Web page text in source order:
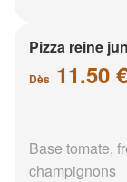
Pizza reine
Dès 11.50 €
Base tomate,
champignons